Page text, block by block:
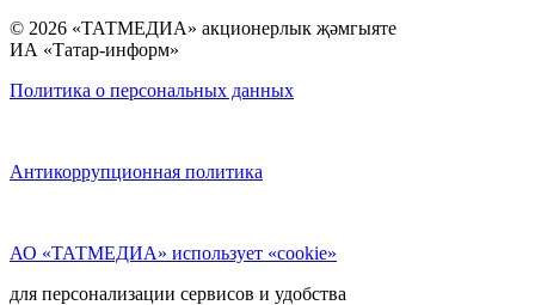
© 2026 «ТАТМЕДИА» акционерлык җәмгыяте
ИА «Татар-информ»
Политика о персональных данных
Антикоррупционная политика
АО «ТАТМЕДИА» использует «cookie»
для персонализации сервисов и удобства